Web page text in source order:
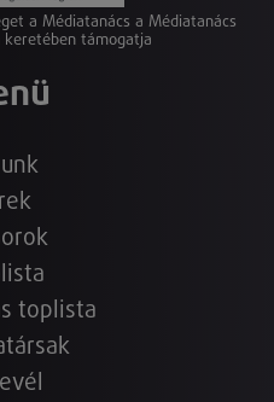
a Médiatanács a Médiatanács
keretében támogatja
toplista